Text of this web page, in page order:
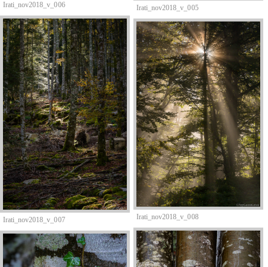
Irati_nov2018_v_005
Irati_nov2018_v_006
Irati_nov2018_v_007 Irati_nov2018_v_008